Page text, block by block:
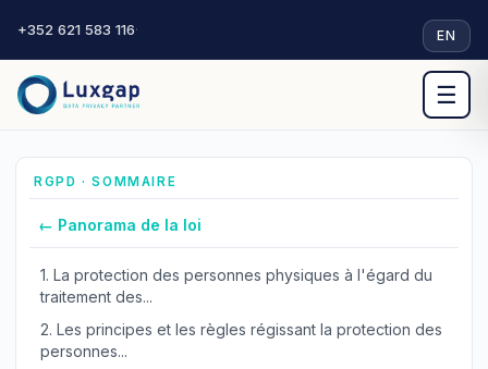
+352 621 583 116· EN
☰
RGPD · SOMMAIRE
← Panorama de la loi
1. La protection des personnes physiques à l'égard du
traitement des...
2. Les principes et les règles régissant la protection des
personnes...